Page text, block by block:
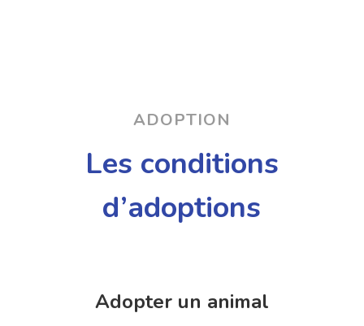
ADOPTION
Les conditions
d’adoptions
Adopter un animal